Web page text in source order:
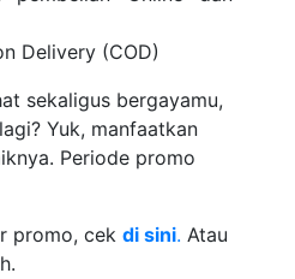
Delivery (COD)
sekaligus bergayamu,
Yuk, manfaatkan
Periode promo
promo, cekdi sini. Atau